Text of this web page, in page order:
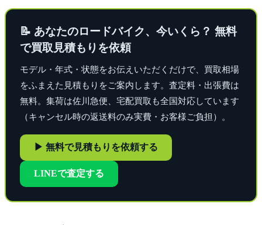
📝 あなたのロードバイク、今いくら？ 無料
で買取見積もりを依頼
モデル・年式・状態をお伝えいただくだけで、買取相場
をふまえた見積もりをご案内します。査定料・出張費は
無料。集荷は佐川急便、宅配買取も全国対応しています
（キャンセル時の返送料のみ実費・お客様ご負担）。
▶ 無料で見積もりを依頼する
LINEで査定する